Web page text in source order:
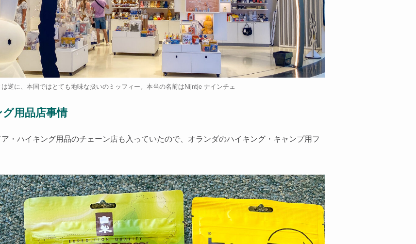
逆に、本国ではとても地味な扱いのミッフィー。本当の名前はNijntje ナインチェ
用品店事情
・ハイキング用品のチェーン店も入っていたので、オランダのハイキング・キャンプ用フ